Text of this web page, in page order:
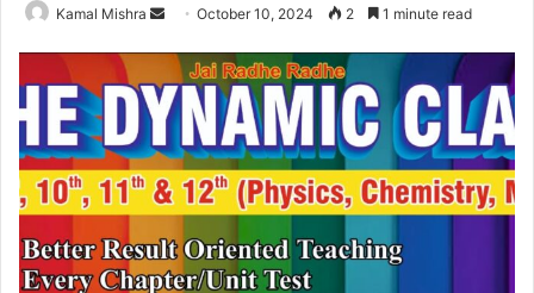
Kamal Mishra
Send
email
October 10, 2024 2 1 minute read